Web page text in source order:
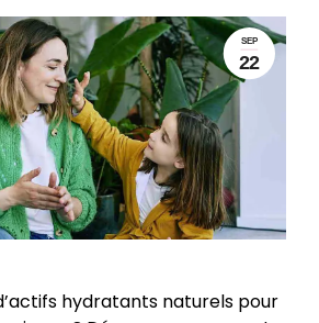
SEP
22
hydratants naturels pour